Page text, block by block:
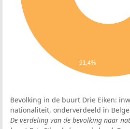
91,4%
Bevolking in de buurt Drie Eiken:
nationaliteit, onderverdeeld in
De verdeling van de bevolking naar